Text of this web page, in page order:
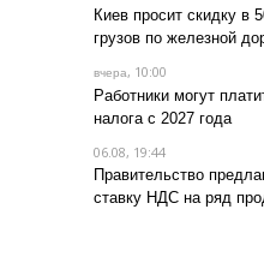
Киев просит скидку в
грузов по железной
вчера, 10:00
Работники могут
налога с 2027 года
06.08, 19:44
Правительство
ставку НДС на ряд